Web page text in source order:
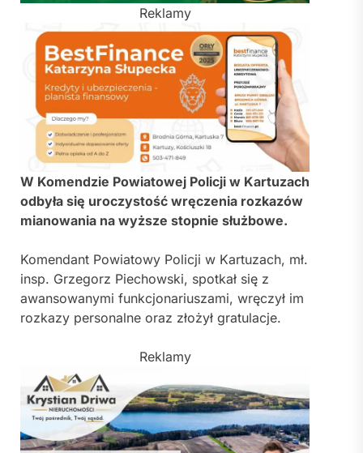
Reklamy
W Komendzie Powiatowej Policji w Kartuzach
odbyła się uroczystość wręczenia rozkazów
mianowania na wyższe stopnie służbowe.
Komendant Powiatowy Policji w Kartuzach, mł.
insp. Grzegorz Piechowski, spotkał się z
awansowanymi funkcjonariuszami, wręczył im
rozkazy personalne oraz złożył gratulacje.
Reklamy